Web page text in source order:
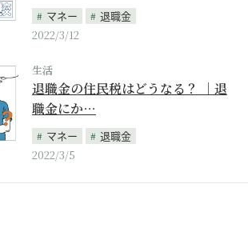
マネー
退職金
2022/3/12
生活
退職金の住民税はどうなる？ ｜退
職金にか…
マネー
退職金
2022/3/5